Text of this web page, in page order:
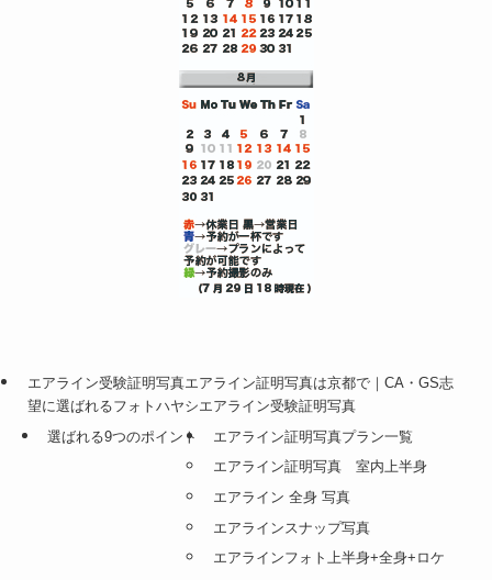
エアライン受験証明写真エアライン証明写真は京都で｜CA・GS志
望に選ばれるフォトハヤシエアライン受験証明写真
選ばれる9つのポイント
エアライン証明写真プラン一覧
エアライン証明写真 室内上半身
エアライン 全身 写真
エアラインスナップ写真
エアラインフォト上半身+全身+ロケ